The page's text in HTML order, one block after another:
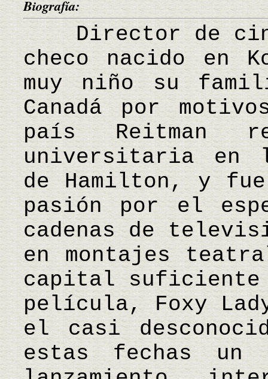
Biografía:
Director de cine
checo nacido en
muy niño su
Canadá por
país Reitman
universitaria en
de Hamilton, y
pasión por el
cadenas de
en montajes
capital suficiente
película, Foxy
el casi
estas fechas